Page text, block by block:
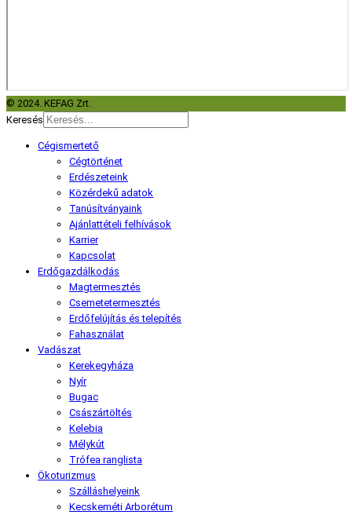
© 2024. KEFAG Zrt.
Keresés
Cégismertető
Cégtörténet
Erdészeteink
Közérdekű adatok
Tanúsítványaink
Ajánlattételi felhívások
Karrier
Kapcsolat
Erdőgazdálkodás
Magtermesztés
Csemetetermesztés
Erdőfelújítás és telepítés
Fahasználat
Vadászat
Kerekegyháza
Nyír
Bugac
Császártöltés
Kelebia
Mélykút
Trófea ranglista
Ökoturizmus
Szálláshelyeink
Kecskeméti Arborétum